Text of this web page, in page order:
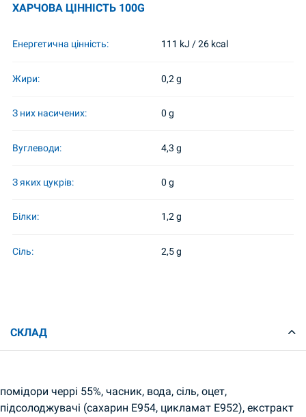
ХАРЧОВА ЦІННІСТЬ 100G
Енергетична цінність: 111 kJ / 26 kcal
Жири: 0,2 g
З них насичених: 0 g
Вуглеводи: 4,3 g
З яких цукрів: 0 g
Білки: 1,2 g
Сіль: 2,5 g
СКЛАД
помідори черрі 55%, часник, вода, сіль, оцет,
підсолоджувачі (сахарин Е954, цикламат Е952), екстракт